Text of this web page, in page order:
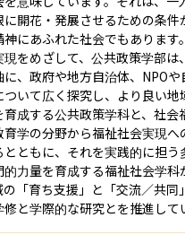
開花・発展させるための条件
にあふれた社会でもあります。
をめざして、公共政策学部は
、政府や地方自治体、NPOや
いて広く探究し、より良い地
成する公共政策学科と、社会
学の分野から福祉社会実現へ
ともに、それを実践的に担う
力量を育成する福祉社会学科
「育ち支援」と「交流／共同
と学際的な研究とを推進して